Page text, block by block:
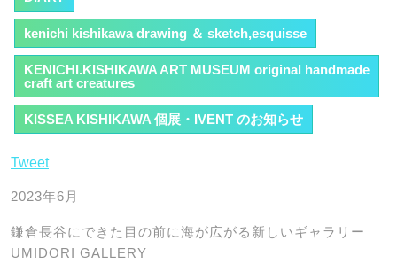
kenichi kishikawa drawing ＆ sketch,esquisse
KENICHI.KISHIKAWA ART MUSEUM original handmade
craft art creatures
KISSEA KISHIKAWA 個展・IVENT のお知らせ
Tweet
2023年6月
鎌倉長谷にできた目の前に海が広がる新しいギャラリー
UMIDORI GALLERY